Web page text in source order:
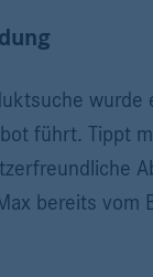
führt. Tippt
bereits vom